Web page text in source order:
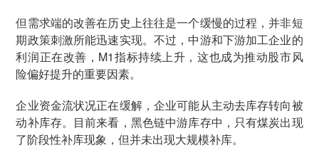
但需求端的改善在历史上往往是一个缓慢的过程，并非短
期政策刺激所能迅速实现。不过，中游和下游加工企业的
利润正在改善，M1指标持续上升，这也成为推动股市风
险偏好提升的重要因素。
企业资金流状况正在缓解，企业可能从主动去库存转向被
动补库存。目前来看，黑色链中游库存中，只有煤炭出现
了阶段性补库现象，但并未出现大规模补库。